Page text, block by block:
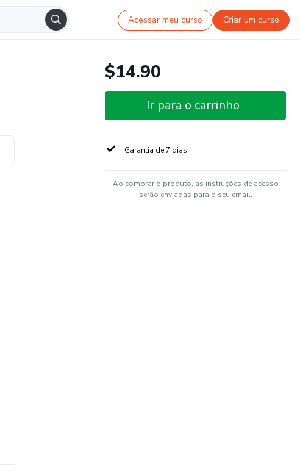
Acessar meu curso Criar um curso
$14.90
Ir para o carrinho
Garantia de 7 dias
Ao comprar o produto, as instruções de acesso
serão enviadas para o seu email.